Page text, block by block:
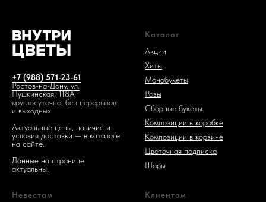
+7 (988) 571-23-61
Ростов-на-Дону, ул.
Пушкинская, 118А
круглосуточно, без перерывов
и выходных
Актуальные цены, наличие и
условия доставки — в каталоге
на сайте.
Данные на странице
актуальны.
Каталог
Акции
Хиты
Монобукеты
Розы
Сборные букеты
Композиции в коробке
Композиции в корзине
Цветочная подписка
Шары
Невестам
Клиентам
1 код —